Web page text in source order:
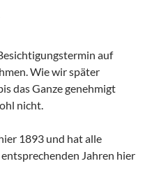
auf
Wie wir später
das Ganze genehmigt
nicht.
1893 und hat alle
Jahren hier